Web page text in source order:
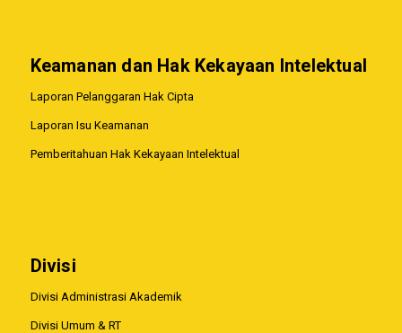
Keamanan dan Hak Kekayaan Intelektual
Laporan Pelanggaran Hak Cipta
Laporan Isu Keamanan
Pemberitahuan Hak Kekayaan Intelektual
Divisi
Divisi Administrasi Akademik
Divisi Umum & RT